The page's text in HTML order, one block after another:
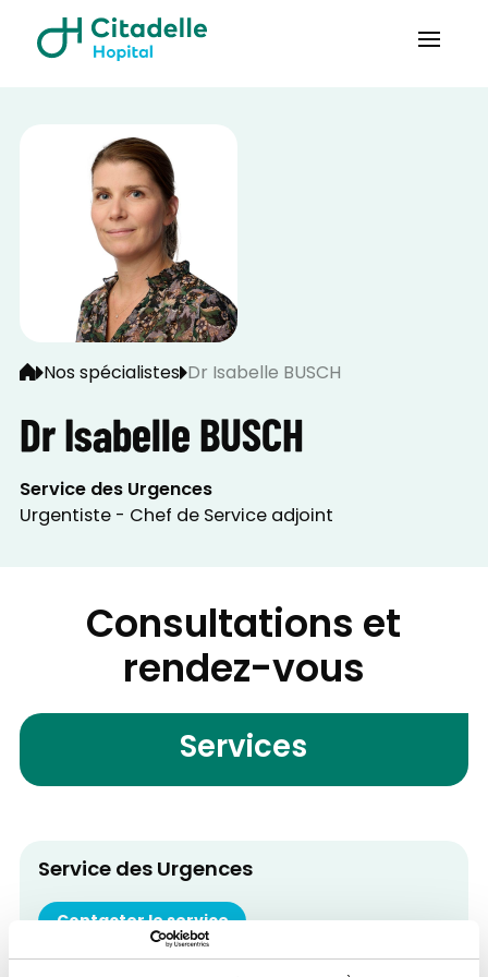
Nos spécialistes Dr Isabelle BUSCH
Dr Isabelle BUSCH
Service des Urgences
Urgentiste - Chef de Service adjoint
Consultations et
rendez-vous
Services
Service des Urgences
Contacter le service